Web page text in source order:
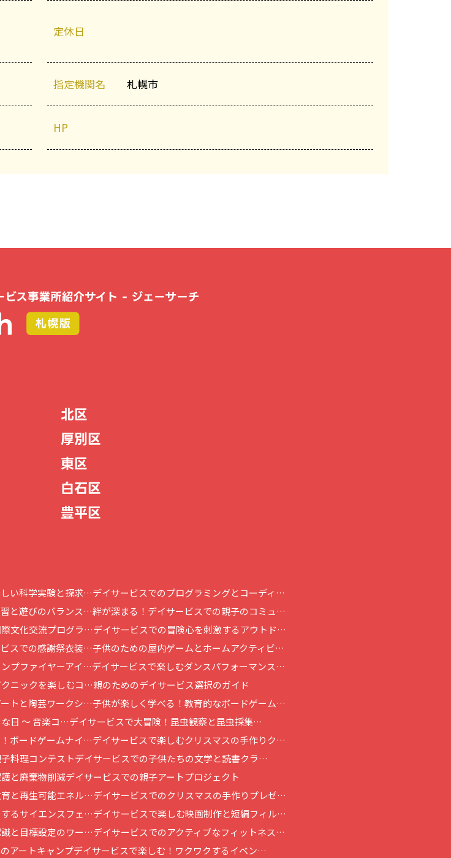
定休日
指定機関名 札幌市
HP
北区
厚別区
東区
白石区
豊平区
い科学実験と探求…デイサービスでのプログラミングとコーディ…
と遊びのバランス…絆が深まる！デイサービスでの親子のコミュ…
文化交流プログラ…デイサービスでの冒険心を刺激するアウトド…
スでの感謝祭衣装…子供のための屋内ゲームとホームアクティビ…
プファイヤーアイ…デイサービスで楽しむダンスパフォーマンス…
ニックを楽しむコ…親のためのデイサービス選択のガイド
トと陶芸ワークシ…子供が楽しく学べる！教育的なボードゲーム…
日 ～ 音楽コ…デイサービスで大冒険！昆虫観察と昆虫採集…
ボードゲームナイ…デイサービスで楽しむクリスマスの手作りク…
料理コンテストデイサービスでの子供たちの文学と読書クラ…
と廃棄物削減デイサービスでの親子アートプロジェクト
と再生可能エネル…デイサービスでのクリスマスの手作りプレゼ…
るサイエンスフェ…デイサービスで楽しむ映画制作と短編フィル…
と目標設定のワー…デイサービスでのアクティブなフィットネス…
アートキャンプデイサービスで楽しむ！ワクワクするイベン…